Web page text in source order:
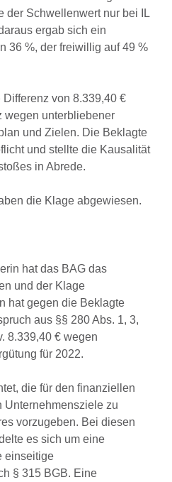
der Schwellenwert nur bei IL
ergab sich ein
36 %, der freiwillig auf 49 %
von 8.339,40 €
wegen unterbliebener
und Zielen. Die Beklagte
und stellte die Kausalität
in Abrede.
die Klage abgewiesen.
hat das BAG das
und der Klage
hat gegen die Beklagte
aus §§ 280 Abs. 1, 3,
8.339,40 € wegen
für 2022.
die für den finanziellen
Unternehmensziele zu
vorzugeben. Bei diesen
es sich um eine
einseitige
§ 315 BGB. Eine